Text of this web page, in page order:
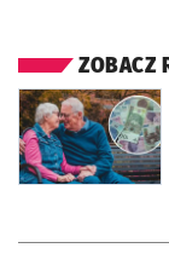
ZOBACZ
otworzy się w nowej